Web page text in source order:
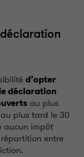
d’opter
déclaration
au plus
plus tard le 30
aucun impôt
entre